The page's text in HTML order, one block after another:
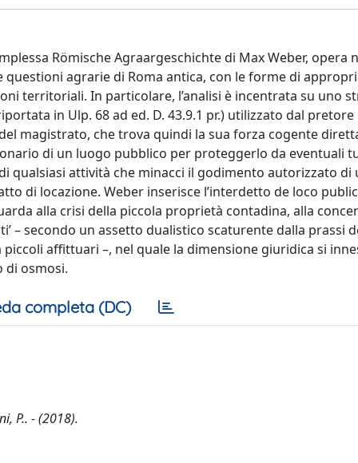
Römische Agraargeschichte di Max Weber, opera
agrarie di Roma antica, con le forme di
territoriali. In particolare, l’analisi è incentrata su uno
in Ulp. 68 ad ed. D. 43.9.1 pr.) utilizzato dal pretore
magistrato, che trova quindi la sua forza cogente
di un luogo pubblico per proteggerlo da eventuali
attività che minacci il godimento autorizzato di
di locazione. Weber inserisce l’interdetto de loco
alla crisi della piccola proprietà contadina, alla
– secondo un assetto dualistico scaturente dalla prassi
affittuari –, nel quale la dimensione giuridica si
di osmosi.
completa (DC)
P.. - (2018).